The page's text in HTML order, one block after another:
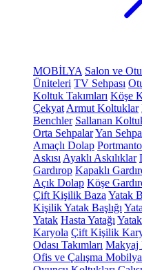
MOBİLYA Salon ve
Üniteleri TV Sehpası
Koltuk Takımları Köşe
Çekyat Armut Koltuklar
Benchler Sallanan
Orta SehpalarYan
Amaçlı Dolap
Askısı Ayaklı Askılıklar
Gardırop Kapaklı
Açık Dolap Köşe
Çift Kişilik Baza Yatak
Kişilik Yatak Başlığı
Yatak Hasta Yatağı
Karyola Çift Kişilik
Odası Takımları Makyaj
Ofis ve Çalışma